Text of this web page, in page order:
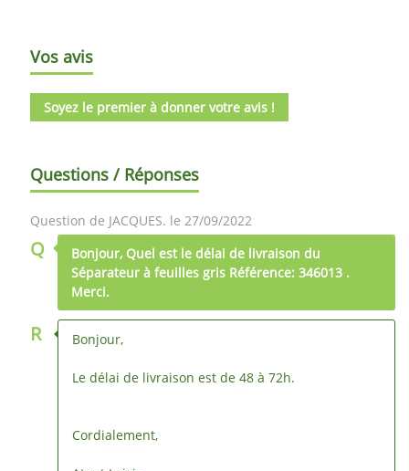
Vos avis
Soyez le premier à donner votre avis !
Questions / Réponses
Question de JACQUES. le 27/09/2022
Q
Bonjour, Quel est le délai de livraison du
Séparateur à feuilles gris Référence: 346013 .
Merci.
R Bonjour,
Le délai de livraison est de 48 à 72h.
Cordialement,